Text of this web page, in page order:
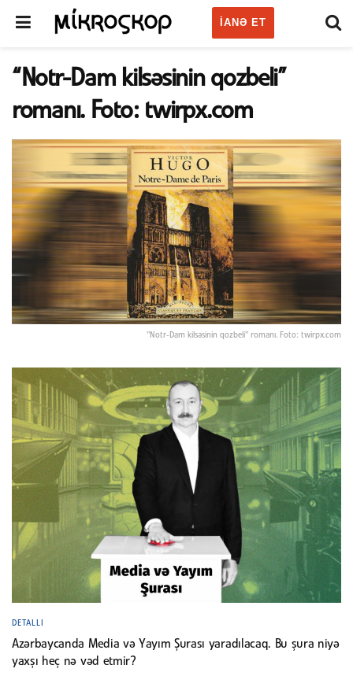
IANƏ ET
“Notr-Dam kilsəsinin qozbeli”
romanı. Foto: twirpx.com
"Notr-Dam kilsəsinin qozbeli" romanı. Foto: twirpx.com
DETALLI
Azərbaycanda Media və Yayım Şurası yaradılacaq. Bu şura niyə
yaxşı heç nə vəd etmir?